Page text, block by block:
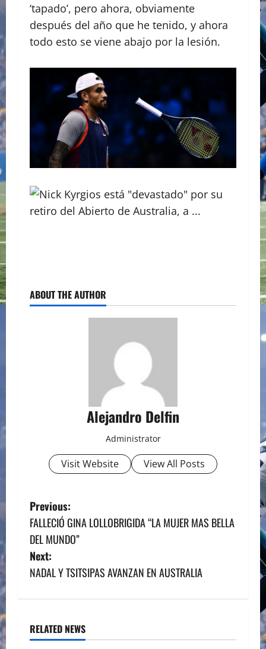
‘tapado’, pero ahora, obviamente
después del año que he tenido, y ahora
todo esto se viene abajo por la lesión.
ABOUT THE AUTHOR
Alejandro Delfin
Administrator
Visit Website View All Posts
P
o
s
t
a
Previous:
FALLECIÓ GINA LOLLOBRIGIDA “LA MUJER MAS BELLA
DEL MUNDO”
Next:
NADAL Y TSITSIPAS AVANZAN EN AUSTRALIA
RELATED NEWS